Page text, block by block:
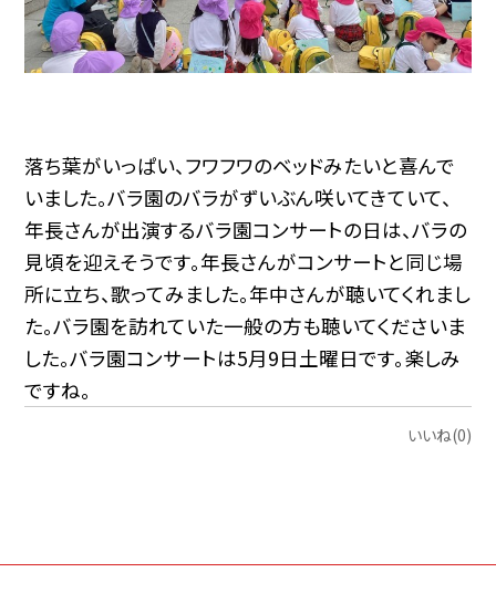
落ち葉がいっぱい、フワフワのベッドみたいと喜んで
いました。バラ園のバラがずいぶん咲いてきていて、
年長さんが出演するバラ園コンサートの日は、バラの
見頃を迎えそうです。年長さんがコンサートと同じ場
所に立ち、歌ってみました。年中さんが聴いてくれまし
た。バラ園を訪れていた一般の方も聴いてくださいま
した。バラ園コンサートは5月9日土曜日です。楽しみ
ですね。
いいね(0)